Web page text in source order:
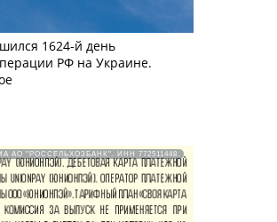
1624-й день
РФ на Украине.
АО "РОССЕЛЬХОЗБАНК". ИНН 772511448.